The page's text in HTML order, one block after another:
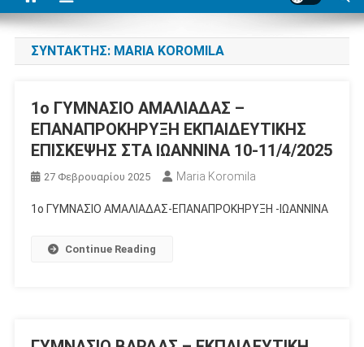
ΣΥΝΤΆΚΤΗΣ: MARIA KOROMILA
1o ΓΥΜΝΑΣΙΟ ΑΜΑΛΙΑΔΑΣ –
ΕΠΑΝΑΠΡΟΚΗΡΥΞΗ ΕΚΠΑΙΔΕΥΤΙΚΗΣ
ΕΠΙΣΚΕΨΗΣ ΣΤΑ ΙΩΑΝΝΙΝΑ 10-11/4/2025
27 Φεβρουαρίου 2025 Maria Koromila
1ο ΓΥΜΝΑΣΙΟ ΑΜΑΛΙΑΔΑΣ-ΕΠΑΝΑΠΡΟΚΗΡΥΞΗ -ΙΩΑΝΝΙΝΑ
Continue Reading